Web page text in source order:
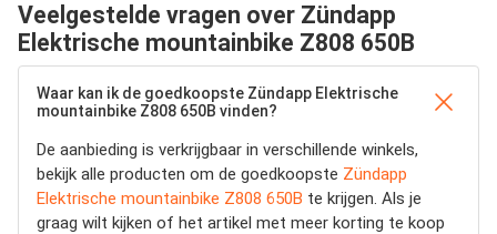
Veelgestelde vragen over Zündapp
Elektrische mountainbike Z808 650B
Waar kan ik de goedkoopste Zündapp Elektrische
mountainbike Z808 650B vinden?
De aanbieding is verkrijgbaar in verschillende winkels,
bekijk alle producten om de goedkoopste Zündapp
Elektrische mountainbike Z808 650B te krijgen. Als je
graag wilt kijken of het artikel met meer korting te koop